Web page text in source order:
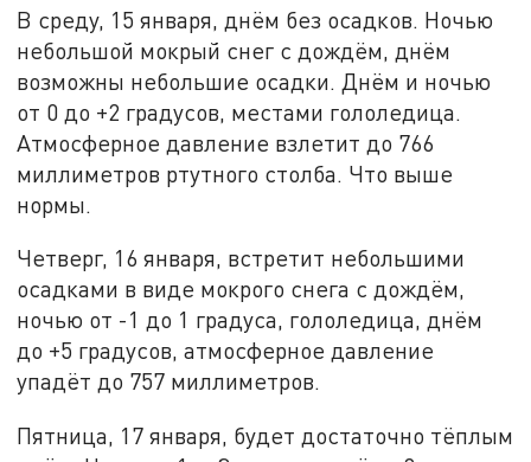
В среду, 15 января, днём без осадков. Ночью
небольшой мокрый снег с дождём, днём
возможны небольшие осадки. Днём и ночью
от 0 до +2 градусов, местами гололедица.
Атмосферное давление взлетит до 766
миллиметров ртутного столба. Что выше
нормы.
Четверг, 16 января, встретит небольшими
осадками в виде мокрого снега с дождём,
ночью от -1 до 1 градуса, гололедица, днём
до +5 градусов, атмосферное давление
упадёт до 757 миллиметров.
Пятница, 17 января, будет достаточно тёплым